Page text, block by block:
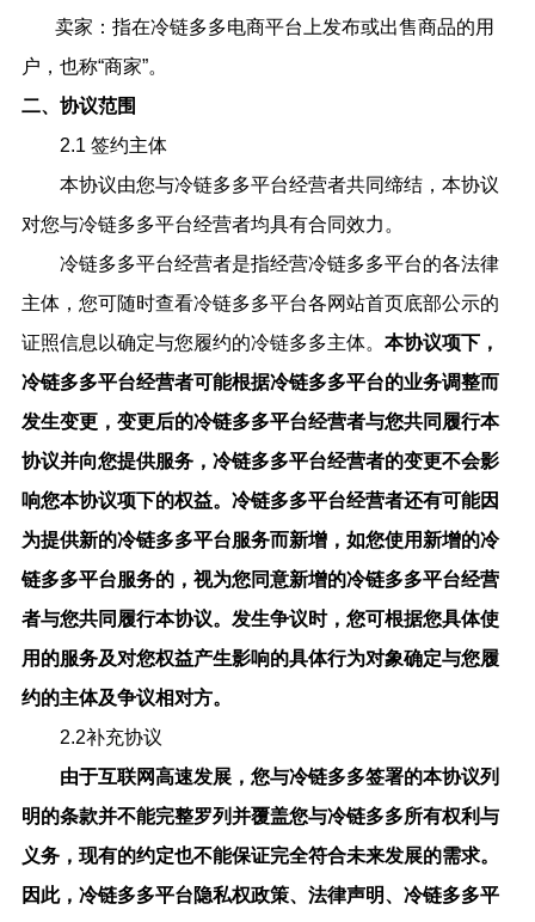
卖家：指在冷链多多电商平台上发布或出售商品的用
户，也称“商家”。
二、协议范围
2.1 签约主体
本协议由您与冷链多多平台经营者共同缔结，本协议
对您与冷链多多平台经营者均具有合同效力。
冷链多多平台经营者是指经营冷链多多平台的各法律
主体，您可随时查看冷链多多平台各网站首页底部公示的
证照信息以确定与您履约的冷链多多主体。 本协议项下，
冷链多多平台经营者可能根据冷链多多平台的业务调整而
发生变更，变更后的冷链多多平台经营者与您共同履行本
协议并向您提供服务， 冷链多多平台经营者的变更不会影
响您本协议项下的权益。 冷链多多平台经营者还有可能因
为提供新的冷链多多平台服务而新增，如您使用新增的冷
链多多平台服务的，视为您同意新增的冷链多多平台经营
者与您共同履行本协议。发生争议时，您可根据您具体使
用的服务及对您权益产生影响的具体行为对象确定与您履
约的主体及争议相对方。
2.2补充协议
由于互联网高速发展，您与冷链多多签署的本协议列
明的条款并不能完整罗列并覆盖您与冷链多多所有权利与
义务，现有的约定也不能保证完全符合未来发展的需求。
因此， 冷链多多平台隐私权政策、法律声明、 冷链多多平